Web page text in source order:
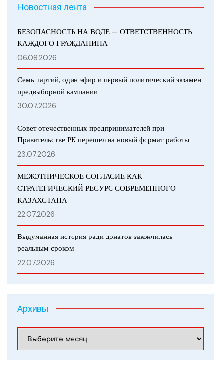
Новостная лента
БЕЗОПАСНОСТЬ НА ВОДЕ — ОТВЕТСТВЕННОСТЬ
КАЖДОГО ГРАЖДАНИНА
06.08.2026
Семь партий, один эфир и первый политический экзамен
предвыборной кампании
30.07.2026
Совет отечественных предпринимателей при
Правительстве РК перешел на новый формат работы
23.07.2026
МЕЖЭТНИЧЕСКОЕ СОГЛАСИЕ КАК
СТРАТЕГИЧЕСКИЙ РЕСУРС СОВРЕМЕННОГО
КАЗАХСТАНА
22.07.2026
Выдуманная история ради донатов закончилась
реальным сроком
22.07.2026
Архивы